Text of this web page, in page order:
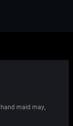
hand maid may,